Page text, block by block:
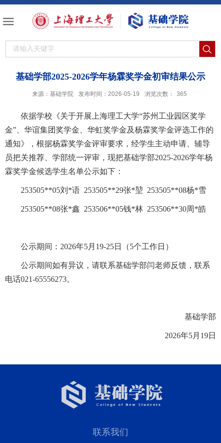
基础学部2025-2026学年杨霖奖学金初审结果公示
来源：基础学院 发布时间：2026-05-19 浏览次数： 365
依据学校《关于开展上海理工大学“苏州工业园区奖学
金”、华谊集团奖学金、华虹奖学金及杨霖奖学金评选工作的
通知》， 根据杨霖奖学金评审要求， 经学生主动申请、辅导
员把关推荐、学部统一评审，现把基础学部2025-2026学年杨
霖奖学金候选学生名单公示如下：
253505**05刘 *语 253505**29张*堃 253505**08杨*雪
253505**08张*鑫 253506**05钱*林 253506**30周*皓
公示期间： 2026年5月19-25日（5个工作日）
公示期间如有异议，请联系基础学部闫老师反馈，联系
电话021-65556273。
基础学部
2026年5月19日
联系我们